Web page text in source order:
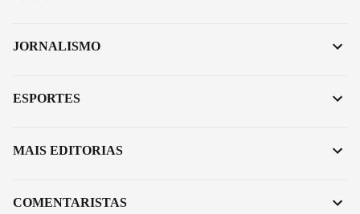
JORNALISMO
ESPORTES
MAIS EDITORIAS
COMENTARISTAS